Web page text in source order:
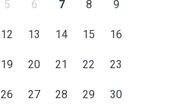
5 6 7 8 9
12 13 14 15 16
19 20 21 22 23
26 27 28 29 30